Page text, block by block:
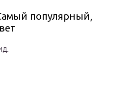
популярный,